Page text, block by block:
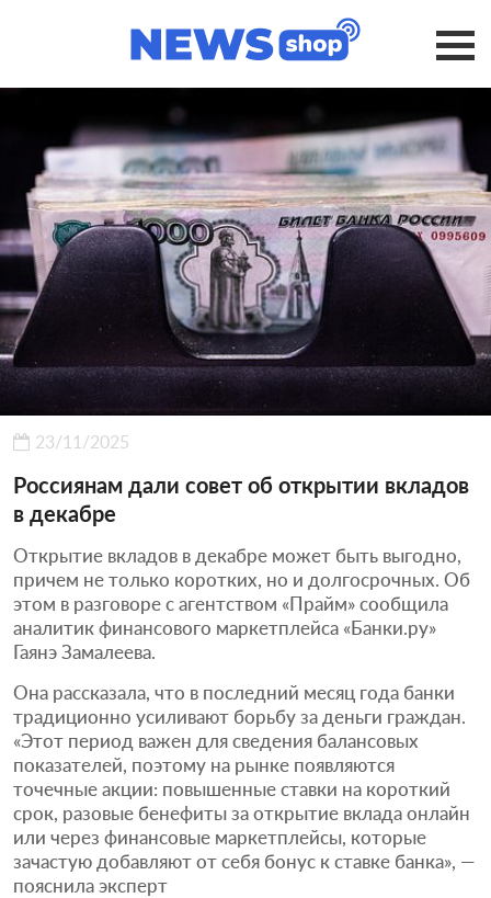
23/11/2025
Россиянам дали совет об открытии вкладов
в декабре
Открытие вкладов в декабре может быть выгодно,
причем не только коротких, но и долгосрочных. Об
этом в разговоре с агентством «Прайм» сообщила
аналитик финансового маркетплейса «Банки.ру»
Гаянэ Замалеева.
Она рассказала, что в последний месяц года банки
традиционно усиливают борьбу за деньги граждан.
«Этот период важен для сведения балансовых
показателей, поэтому на рынке появляются
точечные акции: повышенные ставки на короткий
срок, разовые бенефиты за открытие вклада онлайн
или через финансовые маркетплейсы, которые
зачастую добавляют от себя бонус к ставке банка», —
пояснила эксперт